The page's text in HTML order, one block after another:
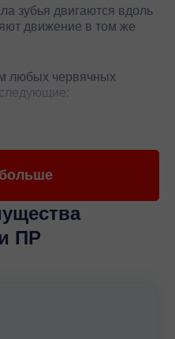
зубья двигаются вдоль
движение в том же
любых червячных
сторону.
кинематическая
«Промышленные
широкий ассортимент
ПР